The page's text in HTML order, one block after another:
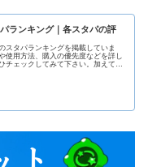
ランキング｜各スタパの評
スタパランキングを掲載していま
使用方法、購入の優先度などを詳し
チェックしてみて下さい。加えて、